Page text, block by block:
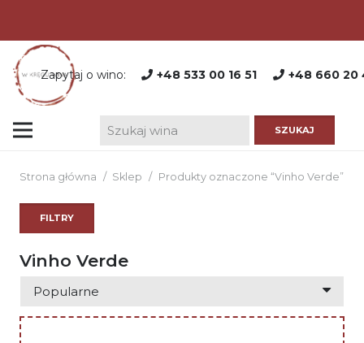
Zapytaj o wino: +48 533 00 16 51 +48 660 20
Strona główna / Sklep / Produkty oznaczone “Vinho Verde”
Vinho Verde
FILTRY